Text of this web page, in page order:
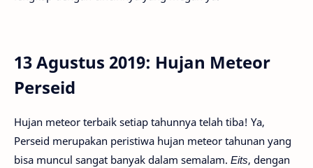
13 Agustus 2019: Hujan Meteor
Perseid
Hujan meteor terbaik setiap tahunnya telah tiba! Ya,
Perseid merupakan peristiwa hujan meteor tahunan yang
bisa muncul sangat banyak dalam semalam. Eits, dengan